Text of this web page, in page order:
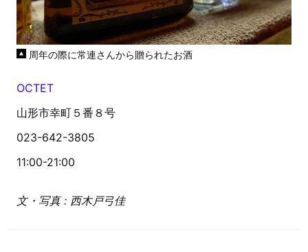
周年の際に常連さんから贈られたお酒
OCTET
山形市幸町５番８号
023-642-3805
11:00-21:00
文・写真 : 西木戸弓佳